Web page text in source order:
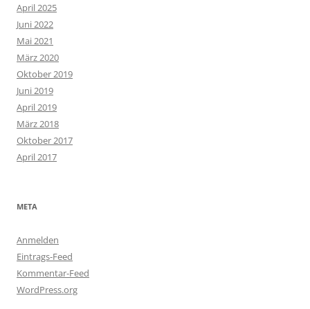
April 2025
Juni 2022
Mai 2021
März 2020
Oktober 2019
Juni 2019
April 2019
März 2018
Oktober 2017
April 2017
META
Anmelden
Eintrags-Feed
Kommentar-Feed
WordPress.org